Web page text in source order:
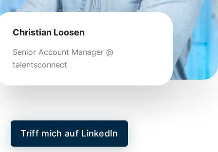
Christian Loosen
Senior Account Manager @
talentsconnect
Triff mich auf LinkedIn